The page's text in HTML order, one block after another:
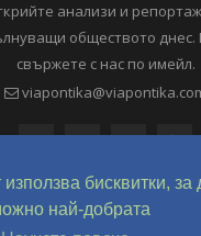
бисквитки, за
най-добрата
анализи и
обществото днес.
свържете с нас по имейл.